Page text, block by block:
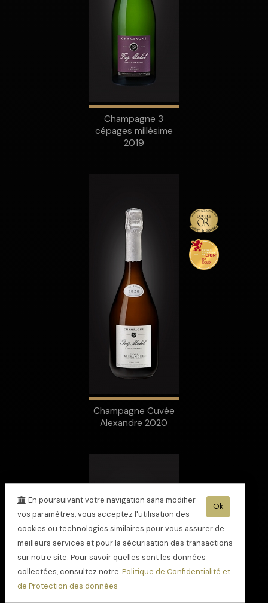
Champagne 3
cépages millésime
2019
Champagne Cuvée
Alexandre 2020
Ok
En poursuivant votre navigation sans modifier
vos paramètres, vous acceptez l'utilisation des
cookies ou technologies similaires pour vous assurer de
meilleurs services et pour la sécurisation des transactions
sur notre site. Pour savoir quelles sont les données
collectées, consultez notre Politique de Confidentialité et
de Protection des données